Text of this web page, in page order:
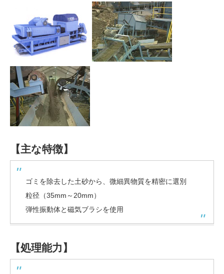
【主な特徴】
ゴミを除去した土砂から、微細異物質を精密に選別
粒径（35mm～20mm）
弾性振動体と磁気ブラシを使用
【処理能力】